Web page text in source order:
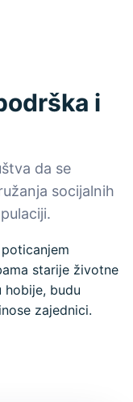
i
da se
socijalnih
starije životne
hobije, budu
zajednici.